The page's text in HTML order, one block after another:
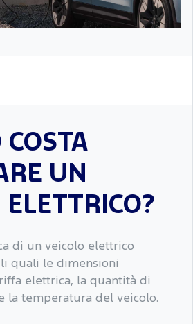
UN
ELETTRICO?
di un veicolo elettrico
quali le dimensioni
elettrica, la quantità di
la temperatura del veicolo.